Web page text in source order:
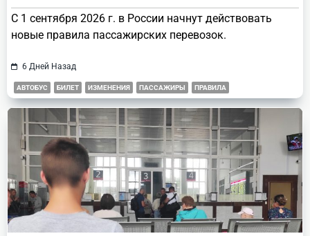
С 1 сентября 2026 г. в России начнут действовать
новые правила пассажирских перевозок.
6 Дней Назад
АВТОБУС БИЛЕТ ИЗМЕНЕНИЯ ПАССАЖИРЫ ПРАВИЛА